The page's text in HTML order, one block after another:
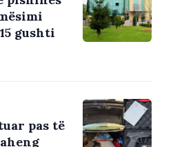
gushti
pas të